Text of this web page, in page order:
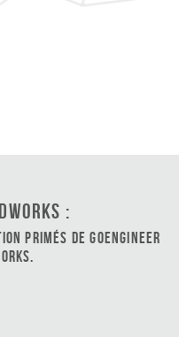
:
primés de GoEngineer